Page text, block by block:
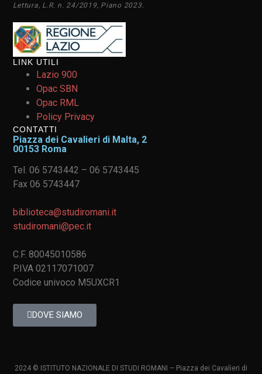
Lettura, L.R. n. 24/2019, Piano 2023.
LINK UTILI
Lazio 900
Opac SBN
Opac RML
Policy Privacy
CONTATTI
Piazza dei Cavalieri di Malta, 2
00153 Roma
Tel. 06 5743442 – 06 5743445
Fax 06 5743447
biblioteca@studiromani.it
studiromani@pec.it
C.F. 80045010586
P.IVA 02117071007
Codice univoco M5UXCR1
DOVE SIAMO
2024 © ISTITUTO NAZIONALE DI STUDI ROMANI – Piazza dei Cavalieri di